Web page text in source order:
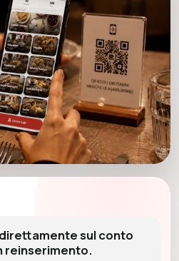
sul conto
reinserimento.